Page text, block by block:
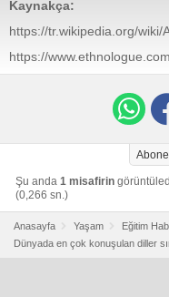
Kaynakça:
https://
Şu anda 1 misafirin
(0,266 sn.)
Anasayfa Yaşam
Eğitim
Dünyada en çok konuşulan diller